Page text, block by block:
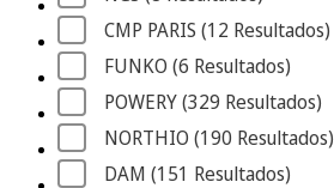
CMP PARIS (12 Resultados)
FUNKO (6 Resultados)
POWERY (329 Resultados)
NORTHIO (190 Resultados)
DAM (151 Resultados)